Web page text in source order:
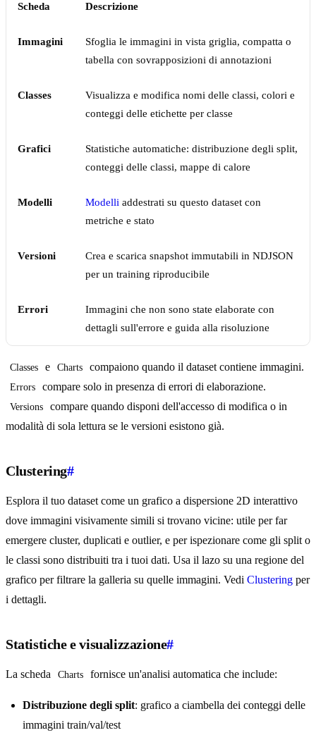
Scheda Descrizione
Immagini
Sfoglia le immagini in vista griglia, compatta o
tabella con sovrapposizioni di annotazioni
Classes
Visualizza e modifica nomi delle classi, colori e
conteggi delle etichette per classe
Grafici
Statistiche automatiche: distribuzione degli split,
conteggi delle classi, mappe di calore
Modelli Modelli addestrati su questo dataset con
metriche e stato
Versioni
Crea e scarica snapshot immutabili in NDJSON
per un training riproducibile
Errori
Immagini che non sono state elaborate con
dettagli sull'errore e guida alla risoluzione
Classes e Charts compaiono quando il dataset contiene immagini.
Errors compare solo in presenza di errori di elaborazione.
Versions
compare quando disponi dell'accesso di modifica o in
modalità di sola lettura se le versioni esistono già.
Clustering#
Esplora il tuo dataset come un grafico a dispersione 2D interattivo
dove immagini visivamente simili si trovano vicine: utile per far
emergere cluster, duplicati e outlier, e per ispezionare come gli split o
le classi sono distribuiti tra i tuoi dati. Usa il lazo su una regione del
grafico per filtrare la galleria su quelle immagini. Vedi Clustering per
i dettagli.
Statistiche e visualizzazione#
La scheda Charts fornisce un'analisi automatica che include:
Distribuzione degli split: grafico a ciambella dei conteggi delle
immagini train/val/test